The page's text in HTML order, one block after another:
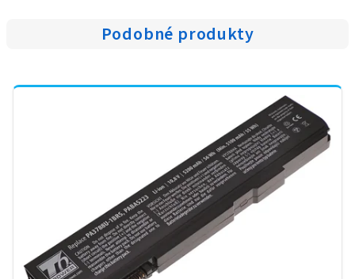
Podobné produkty